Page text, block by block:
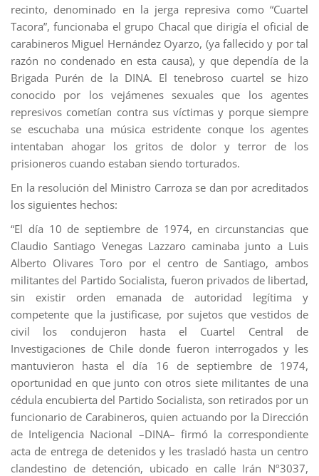
recinto, denominado en la jerga represiva como “Cuartel
Tacora”, funcionaba el grupo Chacal que dirigía el oficial de
carabineros Miguel Hernández Oyarzo, (ya fallecido y por tal
razón no condenado en esta causa), y que dependía de la
Brigada Purén de la DINA. El tenebroso cuartel se hizo
conocido por los vejámenes sexuales que los agentes
represivos cometían contra sus víctimas y porque siempre
se escuchaba una música estridente conque los agentes
intentaban ahogar los gritos de dolor y terror de los
prisioneros cuando estaban siendo torturados.
En la resolución del Ministro Carroza se dan por acreditados
los siguientes hechos:
“El día 10 de septiembre de 1974, en circunstancias que
Claudio Santiago Venegas Lazzaro caminaba junto a Luis
Alberto Olivares Toro por el centro de Santiago, ambos
militantes del Partido Socialista, fueron privados de libertad,
sin existir orden emanada de autoridad legítima y
competente que la justificase, por sujetos que vestidos de
civil los condujeron hasta el Cuartel Central de
Investigaciones de Chile donde fueron interrogados y les
mantuvieron hasta el día 16 de septiembre de 1974,
oportunidad en que junto con otros siete militantes de una
cédula encubierta del Partido Socialista, son retirados por un
funcionario de Carabineros, quien actuando por la Dirección
de Inteligencia Nacional –DINA– firmó la correspondiente
acta de entrega de detenidos y les trasladó hasta un centro
clandestino de detención, ubicado en calle Irán Nº3037,